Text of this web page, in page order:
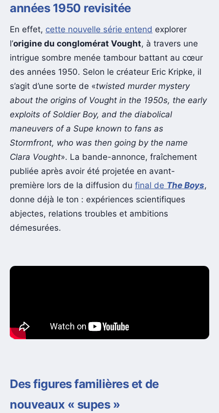
années 1950 revisitée
En effet, cette nouvelle série entend explorer
l’origine du conglomérat Vought, à travers une
intrigue sombre menée tambour battant au cœur
des années 1950. Selon le créateur Eric Kripke, il
s’agit d’une sorte de «twisted murder mystery
about the origins of Vought in the 1950s, the early
exploits of Soldier Boy, and the diabolical
maneuvers of a Supe known to fans as
Stormfront, who was then going by the name
Clara Vought». La bande-annonce, fraîchement
publiée après avoir été projetée en avant-
première lors de la diffusion du final de The Boys,
donne déjà le ton : expériences scientifiques
abjectes, relations troubles et ambitions
démesurées.
Des figures familières et de
nouveaux « supes »